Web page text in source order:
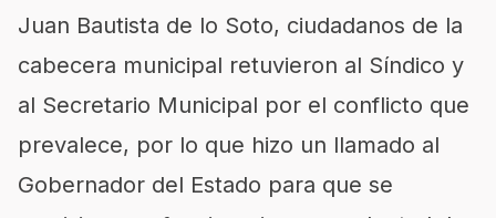
Juan Bautista de lo Soto, ciudadanos de la
cabecera municipal retuvieron al Síndico y
al Secretario Municipal por el conflicto que
prevalece, por lo que hizo un llamado al
Gobernador del Estado para que se